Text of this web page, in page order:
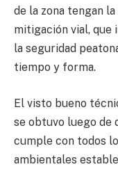
de la zona tengan
mitigación vial, que
la seguridad
tiempo y forma.
El visto bueno
se obtuvo luego de
cumple con todos
ambientales